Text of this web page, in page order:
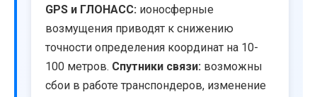
GPS и ГЛОНАСС: ионосферные
возмущения приводят к снижению
точности определения координат на 10-
100 метров. Спутники связи: возможны
сбои в работе транспондеров, изменение